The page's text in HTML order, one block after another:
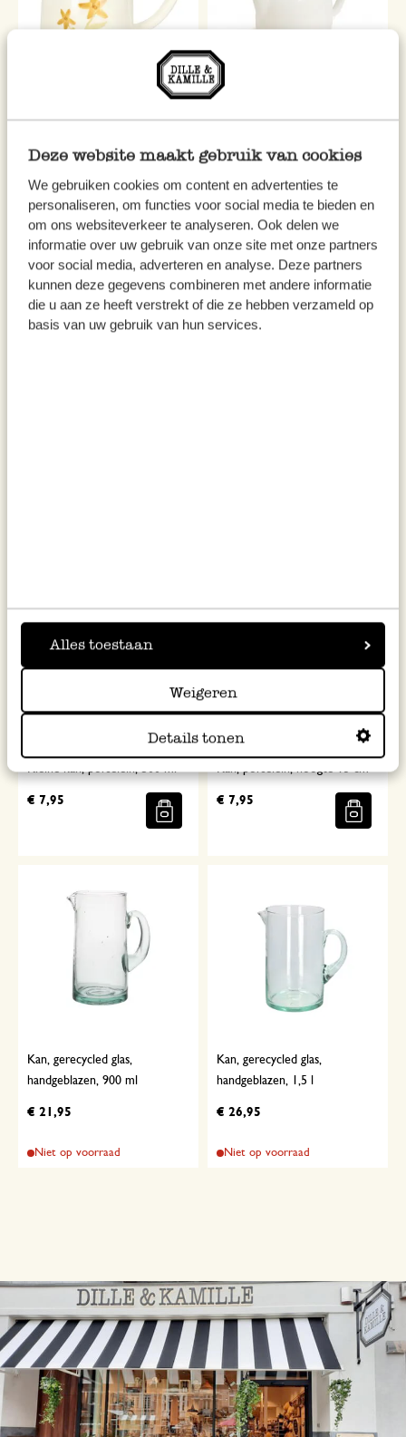
Deze website maakt gebruik van cookies
We gebruiken cookies om content en advertenties te
personaliseren, om functies voor social media te bieden en
om ons websiteverkeer te analyseren. Ook delen we
informatie over uw gebruik van onze site met onze partners
voor social media, adverteren en analyse. Deze partners
kunnen deze gegevens combineren met andere informatie
die u aan ze heeft verstrekt of die ze hebben verzameld op
basis van uw gebruik van hun services.
Alles toestaan
Weigeren
Details tonen
Kan, aardewerk,
handbeschilderde bloem, 10 x
Melkkannetje 'Cameo',
porselein, Ø 7,5 cm
€ 4,95
Kleine kan, porselein, 500 ml
€ 7,95
Kan, porselein, hoogte 13 cm
€ 7,95
Kan, gerecycled glas,
handgeblazen, 900 ml
€ 21,95
Niet op voorraad
Kan, gerecycled glas,
handgeblazen, 1,5 l
€ 26,95
Niet op voorraad